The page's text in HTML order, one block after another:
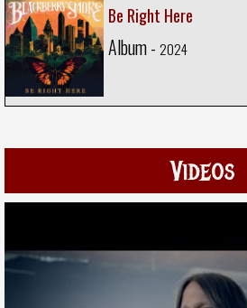
Be Right Here
Album - 2024
Videos